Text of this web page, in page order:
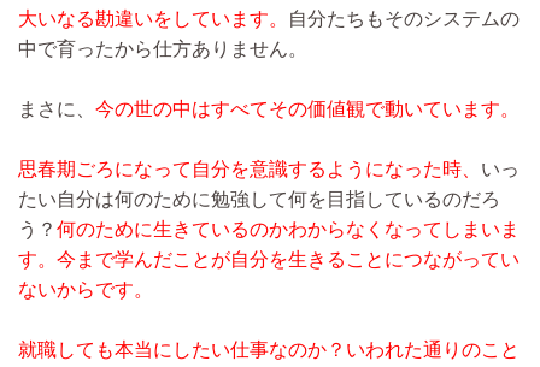
大いなる勘違いをしています。
自分たちもそのシステムの
中で育ったから仕方ありません。
まさに、 今の世の中はすべてその価値観で動いています。
思春期ごろになって自分を意識するようになった時、 いっ
たい自分は何のために勉強して何を目指しているのだろ
う？ 何のために生きているのかわからなくなってしまいま
す。 今まで学んだことが自分を生きることにつながってい
ないからです。
就職しても本当にしたい仕事なのか？いわれた通りのこと